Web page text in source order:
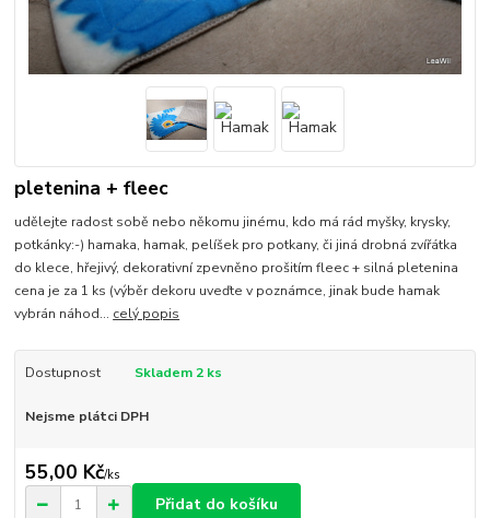
pletenina + fleec
udělejte radost sobě nebo někomu jinému, kdo má rád myšky, krysky,
potkánky:-) hamaka, hamak, pelíšek pro potkany, či jiná drobná zvířátka
do klece, hřejivý, dekorativní zpevněno prošitím fleec + silná pletenina
cena je za 1 ks (výběr dekoru uveďte v poznámce, jinak bude hamak
vybrán náhod... celý popis
Dostupnost Skladem 2 ks
Nejsme plátci DPH
55,00 Kč/ks
Přidat do košíku